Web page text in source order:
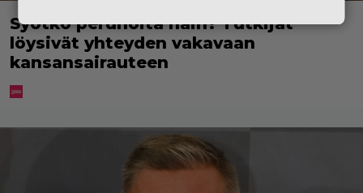
Syötkö perunoita näin? Tutkijat
löysivät yhteyden vakavaan
kansansairauteen